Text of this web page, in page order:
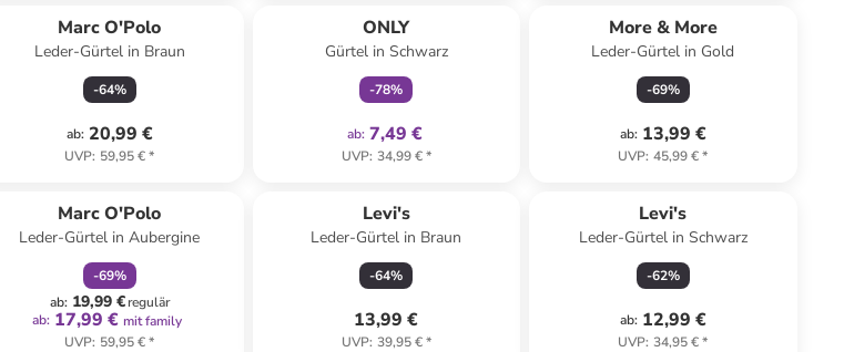
Marc O'Polo
Leder-Gürtel in Braun
-64%
ab: 20,99 €
UVP: 59,95 €*
ONLY
Gürtel in Schwarz
-78%
ab: 7,49 €
UVP: 34,99 €*
More & More
Leder-Gürtel in Gold
-69%
ab: 13,99 €
UVP: 45,99 €*
Marc O'Polo
Leder-Gürtel in Aubergine
-69%
ab: 19,99 €regulär
ab: 17,99 € mit family
UVP: 59,95 €*
Levi's
Leder-Gürtel in Braun
-64%
13,99 €
UVP: 39,95 €*
Levi's
Leder-Gürtel in Schwarz
-62%
ab: 12,99 €
UVP: 34,95 €*